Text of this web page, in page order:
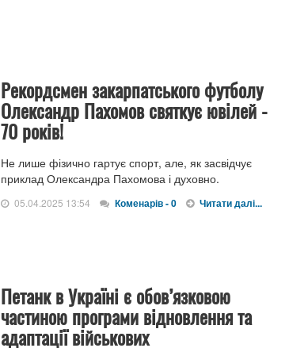
Рекордсмен закарпатського футболу
Олександр Пахомов святкує ювілей -
70 років!
Не лише фізично гартує спорт, але, як засвідчує
приклад Олександра Пахомова і духовно.
05.04.2025 13:54 Коменарів - 0 Читати далі...
Петанк в Україні є обов’язковою
частиною програми відновлення та
адаптації військових